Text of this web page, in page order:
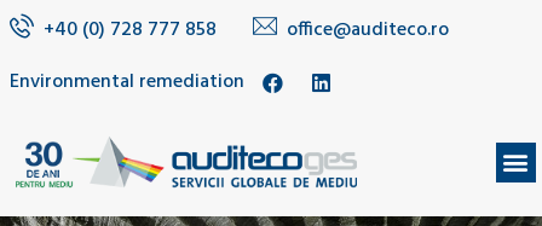
+40 (0) 728 777 858
office@auditeco.ro
Environmental remediation